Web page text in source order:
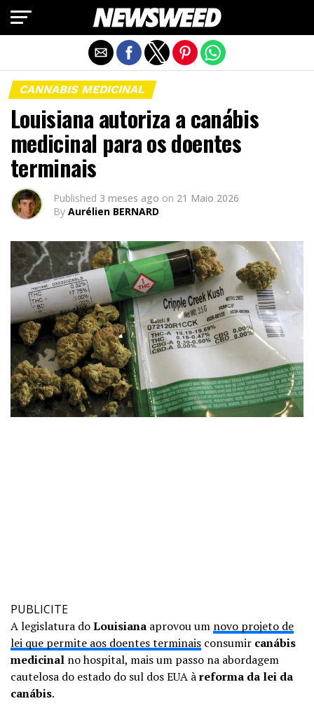
CANNABIS MEDICINAL
Louisiana autoriza a canábis
medicinal para os doentes
terminais
Published 3 meses ago on 21 Maio 2026
By Aurélien BERNARD
PUBLICITE
A legislatura doLouisiana aprovou um novo projeto de
lei que permite aos doentes terminais consumir canábis
medicinal no hospital, mais um passo na abordagem
cautelosa do estado do sul dos EUA àreforma da lei da
canábis.
Exit mobile version